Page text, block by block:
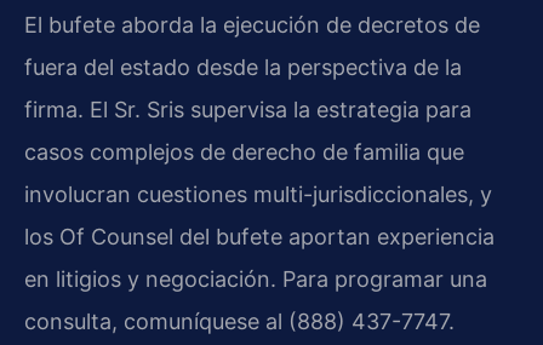
El bufete aborda la ejecución de decretos de
fuera del estado desde la perspectiva de la
firma. El Sr. Sris supervisa la estrategia para
casos complejos de derecho de familia que
involucran cuestiones multi-jurisdiccionales, y
los Of Counsel del bufete aportan experiencia
en litigios y negociación. Para programar una
consulta, comuníquese al (888) 437-7747.